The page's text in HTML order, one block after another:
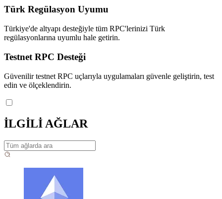
Türk Regülasyon Uyumu
Türkiye'de altyapı desteğiyle tüm RPC'lerinizi Türk
regülasyonlarına uyumlu hale getirin.
Testnet RPC Desteği
Güvenilir testnet RPC uçlarıyla uygulamaları güvenle geliştirin, test
edin ve ölçeklendirin.
İLGİLİ AĞLAR